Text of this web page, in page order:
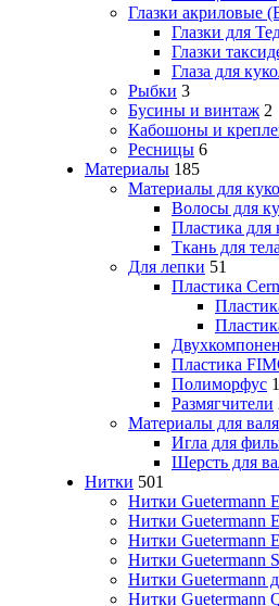
Глазки акриловые
Глазки для
Глазки
Глаза для
Рыбки 3
Бусины и винтаж 2
Кабошоны и
Ресницы 6
Материалы 185
Материалы для
Волосы для
Пластика для
Ткань для
Для лепки 51
Пластика
Пластика
Полиморфус
Размягчители
Материалы для
Игла для
Шерсть для
Нитки 501
Нитки Guetermann
Нитки Guetermann
Нитки Guetermann
Нитки Guetermann
Нитки Guetermann
Нитки Guetermann